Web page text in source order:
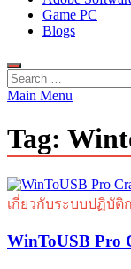
Game PC
Blogs
Search
for:
Main Menu
Tag:
เกี่ยวกับระบบปฏิบัติ
WinToUSB Pro